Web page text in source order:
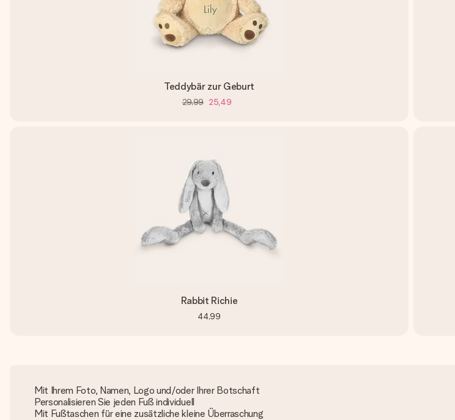
Teddybär zur Geburt
29,99 25,49
Rabbit Richie
44,99
Mit Ihrem Foto, Namen, Logo und/oder Ihrer Botschaft
Personalisieren Sie jeden Fuß individuell
Mit Fußtaschen für eine zusätzliche kleine Überraschung